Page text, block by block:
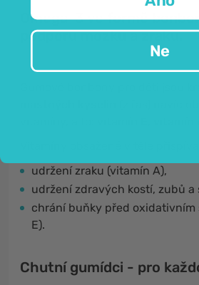
Omega-3 ve formě
podporu mozku a zraku.
udržení zraku (vitamín A),
udržení zdravých kostí, zubů a
chrání buňky před oxidativním
E).
Chutní gumídci - pro
Ne